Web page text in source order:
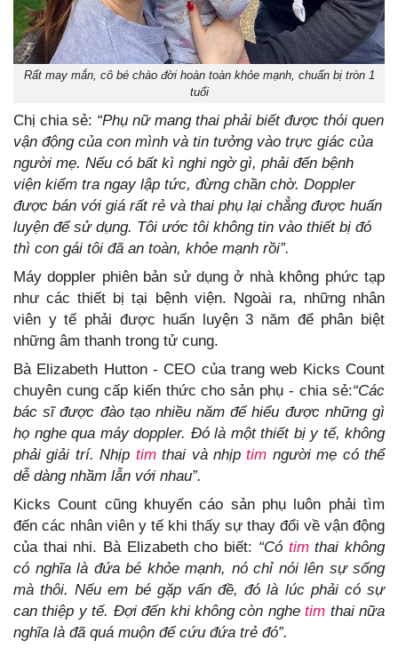
Rất may mắn, cô bé chào đời hoàn toàn khỏe mạnh, chuẩn bị tròn 1
tuổi
Chị chia sẻ: “Phụ nữ mang thai phải biết được thói quen
vận động của con mình và tin tưởng vào trực giác của
người mẹ. Nếu có bất kì nghi ngờ gì, phải đến bệnh
viện kiểm tra ngay lập tức, đừng chần chờ. Doppler
được bán với giá rất rẻ và thai phụ lại chẳng được huấn
luyện để sử dụng. Tôi ước tôi không tin vào thiết bị đó
thì con gái tôi đã an toàn, khỏe mạnh rồi”.
Máy doppler phiên bản sử dụng ở nhà không phức tạp
như các thiết bị tại bệnh viện. Ngoài ra, những nhân
viên y tế phải được huấn luyện 3 năm để phân biệt
những âm thanh trong tử cung.
Bà Elizabeth Hutton - CEO của trang web Kicks Count
chuyên cung cấp kiến thức cho sản phụ - chia sẻ:“Các
bác sĩ được đào tạo nhiều năm để hiểu được những gì
họ nghe qua máy doppler. Đó là một thiết bị y tế, không
phải giải trí. Nhịp timthai và nhịptim người mẹ có thể
dễ dàng nhầm lẫn với nhau”.
Kicks Count cũng khuyến cáo sản phụ luôn phải tìm
đến các nhân viên y tế khi thấy sự thay đổi về vận động
của thai nhi. Bà Elizabeth cho biết: “Có timthai không
có nghĩa là đứa bé khỏe mạnh, nó chỉ nói lên sự sống
mà thôi. Nếu em bé gặp vấn đề, đó là lúc phải có sự
can thiệp y tế. Đợi đến khi không còn nghetim thai nữa
nghĩa là đã quá muộn để cứu đứa trẻ đó”.